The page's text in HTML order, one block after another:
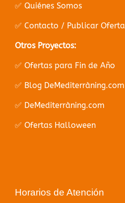
✅ Quiénes Somos
✅ Contacto / Publicar Oferta
Otros Proyectos:
✅ Ofertas para Fin de Año
✅ Blog DeMediterràning.com
✅ DeMediterràning.com
✅ Ofertas Halloween
Horarios de Atención